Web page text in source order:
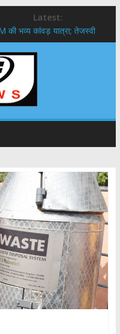
Latest:
की भव्य कांवड़ यात्रा; तेजस्वी
निलंबित, सीएम धामी के निर्देश
को कुल 146 करोड़ 32 लाख
बुनकरों और हस्तशिल्प
तक सब्सिडी, गंगा एक्सप्रेसवे का